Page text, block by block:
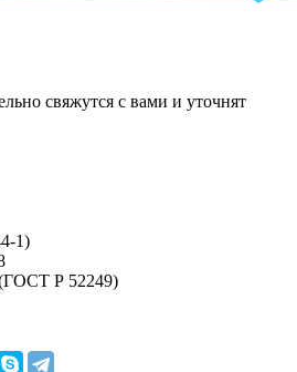
свяжутся с вами и уточнят
1)
Р 52249)